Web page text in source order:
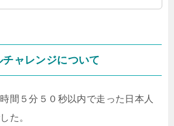
ャレンジについて
間５分５０秒以内で走った日本人
た。